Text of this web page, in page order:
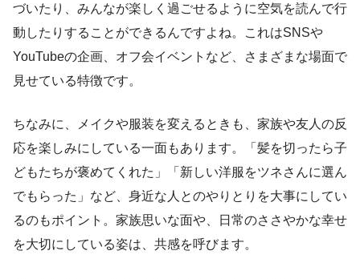
づいたり、みんなが楽しく過ごせるように空気を読んで行
動したりすることができるんですよね。これはSNSや
YouTubeの企画、オフ会イベントなど、さまざまな場面で
見せている特徴です。
ちなみに、メイクや服装を変えるときも、家族や友人の反
応を楽しみにしている一面もあります。「髪を切ったら子
どもたちが褒めてくれた」「新しい洋服をツネさんに選ん
でもらった」など、身近な人とのやりとりを大事にしてい
るのもポイント。家族思いな面や、日常のささやかな幸せ
を大切にしている姿は、共感を呼びます。